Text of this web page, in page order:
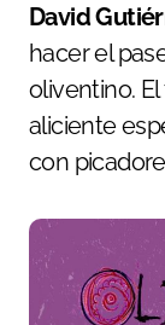
David
hacer el
oliventino.
aliciente
con